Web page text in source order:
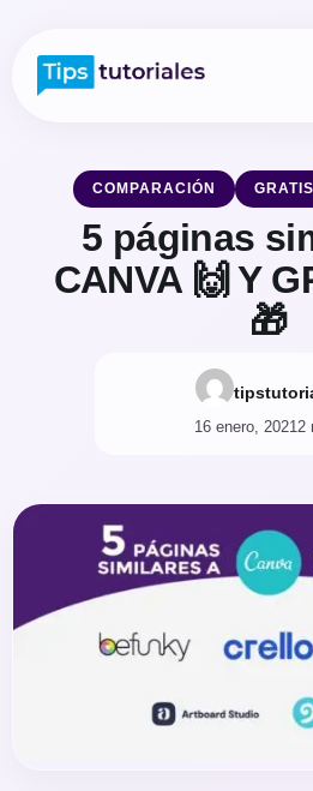
COMPARACIÓN GRATIS
5 páginas
CANVA 🙌 Y
🎁
16 enero, 20212